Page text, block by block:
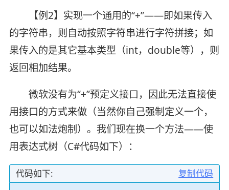
【例2】实现一个通用的“+”——即如果传入
的字符串，则自动按照字符串进行字符拼接；如
果传入的是其它基本类型（int，double等），则
返回相加结果。
微软没有为“+”预定义接口，因此无法直接使
用接口的方式来做（当然你自己强制定义一个，
也可以如法炮制）。我们现在换一个方法——使
用表达式树（C#代码如下）：
复制代码
代码如下: